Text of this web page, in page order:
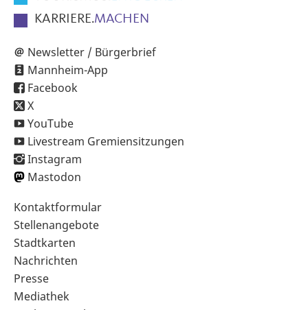
KARRIERE.MACHEN
Newsletter / Bürgerbrief
Mannheim-App
Facebook
X
YouTube
Livestream Gremiensitzungen
Instagram
Mastodon
Sekundärnavigation
im
Fußbereich
Kontaktformular
Stellenangebote
Stadtkarten
Nachrichten
Presse
Mediathek